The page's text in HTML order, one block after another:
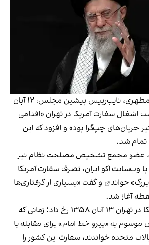
در سوی دیگر، علی مطهری، نایب‌رییس پیشین مجلس، ۱۲ آبان
اشغال سفارت آمریکا در تهران «اقدامی
جریان‌های چپ‌گرا بود» و افزود که این
تمام شد.
عضو مجمع تشخیص مصلحت نظام نیز
با وب‌سایت اکو ایران، تصرف سفارت آمریکا
خواند
و گفت «بسیاری از گرفتاری‌ها
آغاز شد.
در تهران ۱۳ آبان ۱۳۵۸ رخ داد؛ زمانی که
موسوم به «پیرو خط امام» برای مقابله با
متحده خواندند، سفارت این کشور را